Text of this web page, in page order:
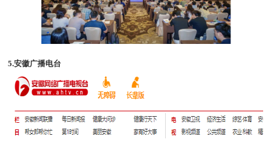
5.安徽广播电台